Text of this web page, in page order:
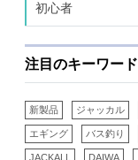
初心者
注目のキーワード
新製品 ジャッカル
エギング バス釣り
JACKALL DAIWA